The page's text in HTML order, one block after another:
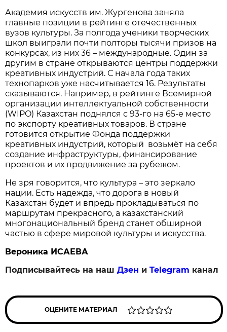
Академия искусств им. Жургенова заняла
главные позиции в рейтинге отечественных
вузов культуры. За полгода ученики творческих
школ выиграли почти полторы тысячи призов на
конкурсах, из них 36 – международные. Один за
другим в стране открываются центры поддержки
креативных индустрий. С начала года таких
технопарков уже насчитывается 16. Результаты
сказываются. Например, в рейтинге Всемирной
организации интеллектуальной собственности
(WIPO) Казахстан поднялся с 93‑го на 65‑е место
по экспорту креативных товаров. В стране
готовится открытие Фонда поддержки
креативных индустрий, который возьмёт на себя
создание инфраструктуры, финансирование
проектов и их продвижение за рубежом.
Не зря говорится, что культура – это зеркало
нации. Есть надежда, что дорога в новый
Казахстан будет и впредь прокладываться по
маршрутам прекрасного, а казахстанский
многонациональный бренд станет обширной
частью в сфере мировой культуры и искусства.
Вероника ИСАЕВА
Подписывайтесь на нашДзен иTelegram канал
ОЦЕНИТЕ МАТЕРИАЛ